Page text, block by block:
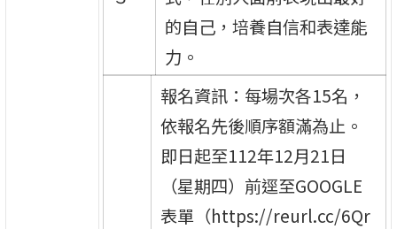
的自己，培養自信和表達能
力。
報名資訊：每場次各15名，
依報名先後順序額滿為止。
即日起至112年12月21日
（星期四）前逕至GOOGLE
表單（https://reurl.cc/6Qr